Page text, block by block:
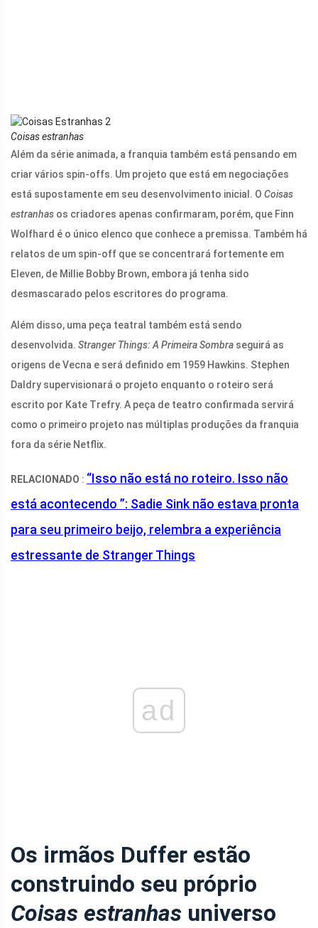
Coisas estranhas
Além da série animada, a franquia também está pensando em
criar vários spin-offs. Um projeto que está em negociações
está supostamente em seu desenvolvimento inicial. O Coisas
estranhas os criadores apenas confirmaram, porém, que Finn
Wolfhard é o único elenco que conhece a premissa. Também há
relatos de um spin-off que se concentrará fortemente em
Eleven, de Millie Bobby Brown, embora já tenha sido
desmascarado pelos escritores do programa.
Além disso, uma peça teatral também está sendo
desenvolvida. Stranger Things: A Primeira Sombra seguirá as
origens de Vecna ​​e será definido em 1959 Hawkins. Stephen
Daldry supervisionará o projeto enquanto o roteiro será
escrito por Kate Trefry. A peça de teatro confirmada servirá
como o primeiro projeto nas múltiplas produções da franquia
fora da série Netflix.
RELACIONADO : “Isso não está no roteiro. Isso não
está acontecendo ”: Sadie Sink não estava pronta
para seu primeiro beijo, relembra a experiência
estressante de Stranger Things
ad
Os irmãos Duffer estão
construindo seu próprio
Coisas estranhas universo